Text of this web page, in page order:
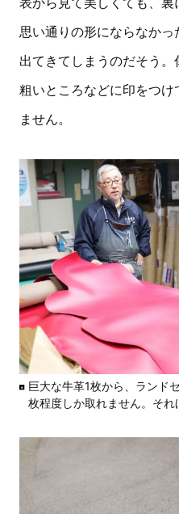
思い通りの形にならなか
出てきてしまうのだそう
粗いところなどに印をつ
ません。
巨大な牛革1枚から、ランド
枚程度しか取れません。そ